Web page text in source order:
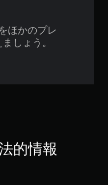
ほかのプレ
しょう。
的情報